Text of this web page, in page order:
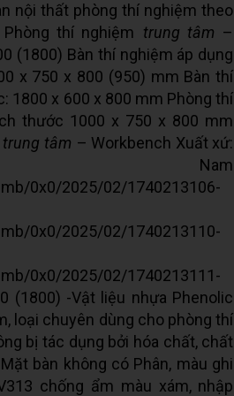
nội thất phòng thí nghiệm theo
Phòng thí nghiệm trung tâm –
(1800) Bàn thí nghiệm áp dụng
x 750 x 800 (950) mm Bàn thí
1800 x 600 x 800 mm Phòng thí
thước 1000 x 750 x 800 mm
trung tâm – Workbench Xuất xứ:
0x0/2025/02/1740213106-
0x0/2025/02/1740213110-
0x0/2025/02/1740213111-
(1800) -Vật liệu nhựa Phenolic
loại chuyên dùng cho phòng thí
bị tác dụng bởi hóa chất, chất
bàn không có Phân, màu ghi
chống ẩm màu xám, nhập